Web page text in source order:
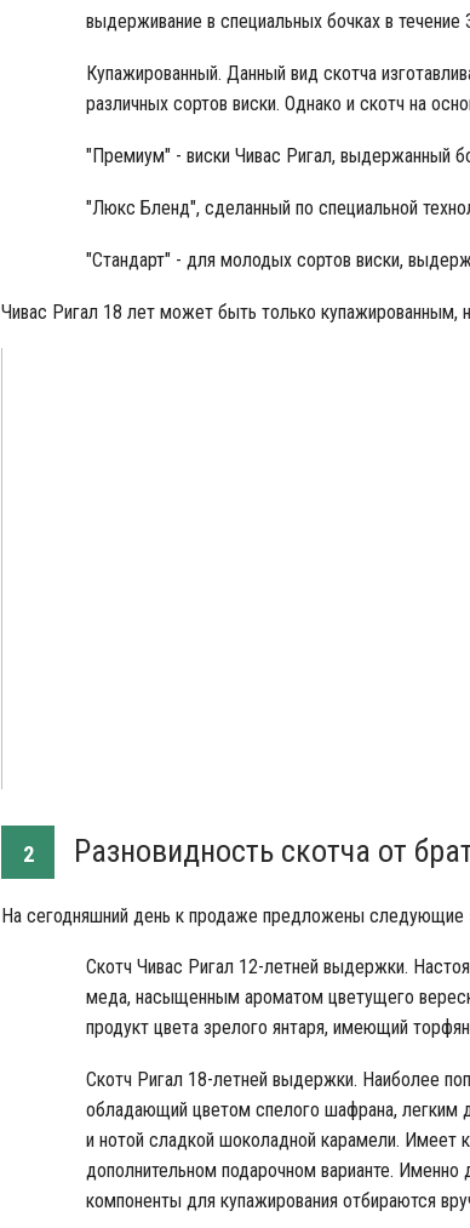
выдерживание в специальных бочках в течение
Купажированный. Данный вид скотча
различных сортов виски. Однако и скотч на
"Премиум" - виски Чивас Ригал, выдержанный
"Люкс Бленд", сделанный по специальной
"Стандарт" - для молодых сортов виски,
Чивас Ригал 18 лет может быть только купажированным,
2 Разновидность скотча от
На сегодняшний день к продаже предложены следующие
Скотч Чивас Ригал 12-летней выдержки.
меда, насыщенным ароматом цветущего
продукт цвета зрелого янтаря, имеющий
Скотч Ригал 18-летней выдержки. Наиболее
обладающий цветом спелого шафрана,
и нотой сладкой шоколадной карамели. Имеет
дополнительном подарочном варианте. Именно
компоненты для купажирования отбираются